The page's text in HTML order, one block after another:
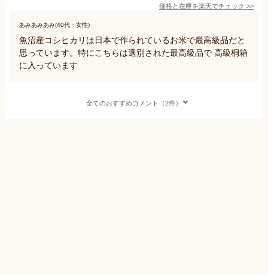
価格と在庫を楽天でチェック >>
あみあみあみ(40代・女性)
魚沼産コシヒカリは日本で作られているお米で最高級品だと
思っています。特にこちらは選別された最高級品で 高級桐箱
に入っています
全てのおすすめコメント（2件）